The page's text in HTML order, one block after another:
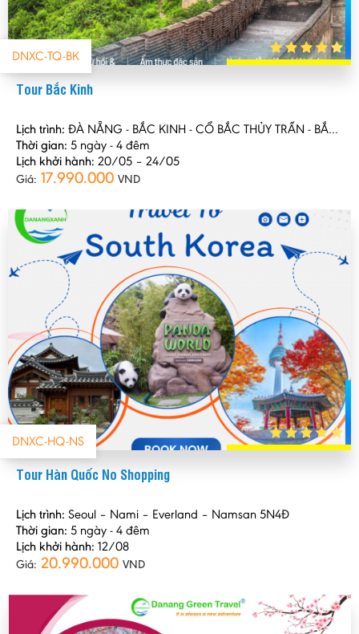
DNXC-TQ-BK
Tour Bắc Kinh
Lịch trình: ĐÀ NẴNG - BẮC KINH - CỔ BẮC THỦY TRẤN - BẮC KINH - ĐÀ NẴNG
Thời gian: 5 ngày - 4 đêm
Lịch khởi hành: 20/05 – 24/05
Giá: 17.990.000 VND
DNXC-HQ-NS
Tour Hàn Quốc No Shopping
Lịch trình: Seoul – Nami – Everland – Namsan 5N4Đ
Thời gian: 5 ngày - 4 đêm
Lịch khởi hành: 12/08
Giá: 20.990.000 VND